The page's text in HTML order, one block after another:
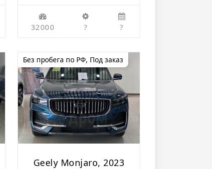
32000 ? ?
Без пробега по РФ, Под заказ
Geely Monjaro, 2023